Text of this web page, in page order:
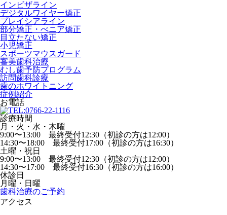
インビザライン
デジタルワイヤー矯正
プレイシアライン
部分矯正・べニア矯正
目立たない矯正
小児矯正
スポーツマウスガード
審美歯科治療
むし歯予防プログラム
訪問歯科診療
歯のホワイトニング
症例紹介
お電話
診療時間
月・火・水・木曜
9:00〜13:00 最終受付12:30（初診の方は12:00）
14:30〜18:00 最終受付17:00（初診の方は16:30）
土曜・祝日
9:00〜13:00 最終受付12:30（初診の方は12:00）
14:30〜17:00 最終受付16:30（初診の方は16:00）
休診日
月曜・日曜
歯科治療のご予約
アクセス